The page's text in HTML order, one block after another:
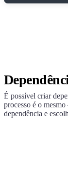
É possível criar
processo é o
dependência e